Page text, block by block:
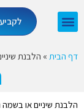
דף הבית » הלבנת
הלבנת שיניים או